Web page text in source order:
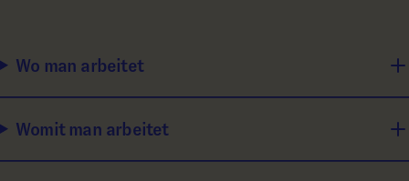
Wo man arbeitet
Womit man arbeitet